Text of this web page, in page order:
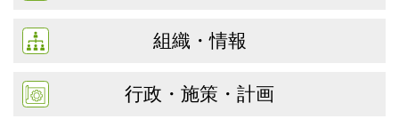
組織・情報
行政・施策・計画